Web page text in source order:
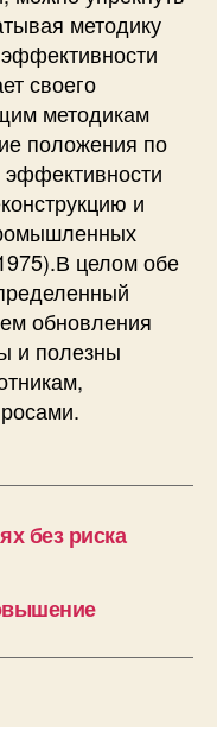
методику
своего
методикам
положения по
и
целом обе
обновления
и полезны
без риска